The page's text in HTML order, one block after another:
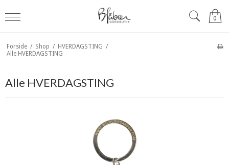
0
Forside / Shop / HVERDAGSTING /
Alle HVERDAGSTING
Alle HVERDAGSTING